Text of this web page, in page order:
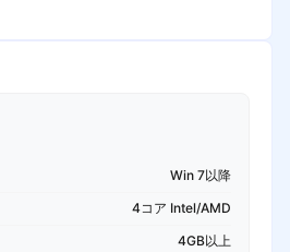
Win 7以降
4コア Intel/AMD
4GB以上